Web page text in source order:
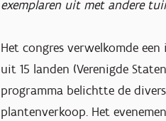
exemplaren uit met andere
Het congres verwelkomde
uit 15 landen (Verenigde
programma belichtte de
plantenverkoop. Het